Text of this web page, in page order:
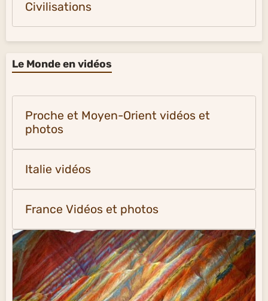
Civilisations
Le Monde en vidéos
Proche et Moyen-Orient vidéos et
photos
Italie vidéos
France Vidéos et photos